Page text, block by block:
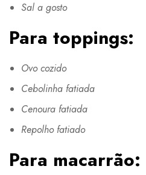
Sal a gosto
Para toppings:
Ovo cozido
Cebolinha fatiada
Cenoura fatiada
Repolho fatiado
Para macarrão: